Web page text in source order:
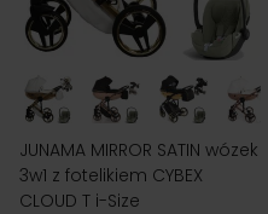
JUNAMA MIRROR SATIN wózek
3w1 z fotelikiem CYBEX
CLOUD T i-Size